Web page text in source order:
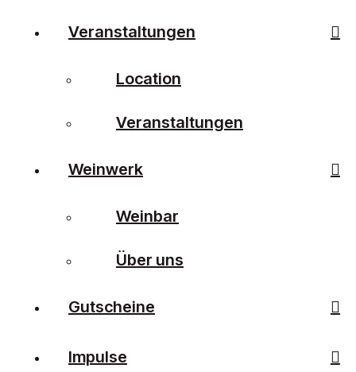
Veranstaltungen
Location
Veranstaltungen
Weinwerk
Weinbar
Über uns
Gutscheine
Impulse